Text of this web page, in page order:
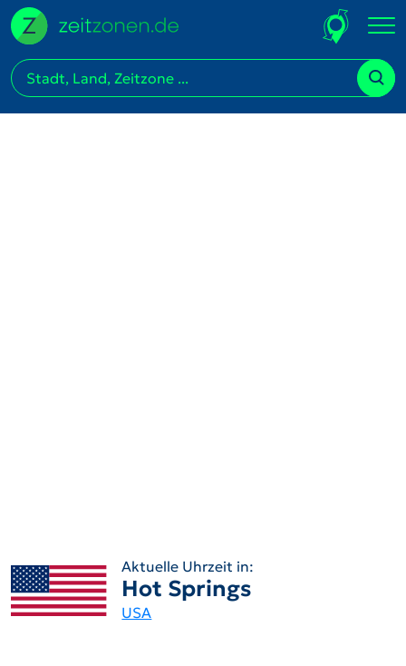
Aktuelle Uhrzeit in:
Hot Springs
USA